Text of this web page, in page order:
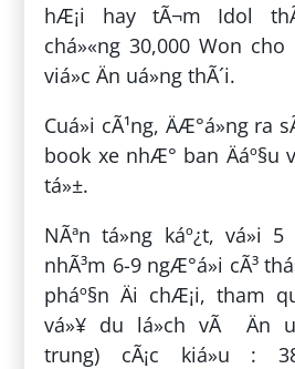
hÆ¡i hay tÃ¬m Idol
chá»«ng 30,000 Won
viá»c Än uá»ng thÃ´i.
Cuá»i cÃ¹ng, ÄÆ°á»ng ra
book xe nhÆ° ban Äáº§u
tá»±.
NÃªn tá»ng káº¿t, vá»i
nhÃ³m 6-9 ngÆ°á»i cÃ³
pháº§n Äi chÆ¡i, tham
vá»¥ du lá»ch vÃ Än
trung) cÃ¡c kiá»u :